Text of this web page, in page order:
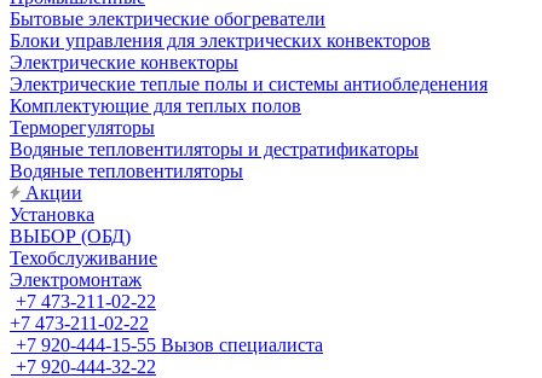
Бытовые электрические обогреватели
Блоки управления для электрических конвекторов
Электрические конвекторы
Электрические теплые полы и системы антиобледенения
Комплектующие для теплых полов
Терморегуляторы
Водяные тепловентиляторы и дестратификаторы
Водяные тепловентиляторы
Акции
Установка
ВЫБОР (ОБД)
Техобслуживание
Электромонтаж
+7 473-211-02-22
+7 473-211-02-22
+7 920-444-15-55 Вызов специалиста
+7 920-444-32-22